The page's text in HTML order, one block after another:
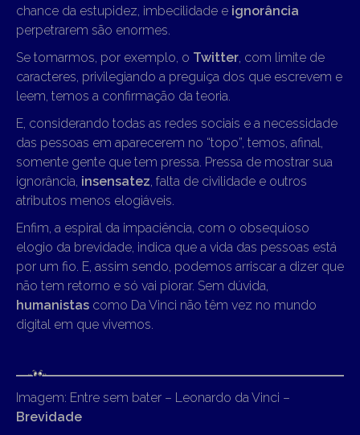
chance da estupidez, imbecilidade e ignorância
perpetrarem são enormes.
Se tomarmos, por exemplo, o Twitter , com limite de
caracteres, privilegiando a preguiça dos que escrevem e
leem, temos a confirmação da teoria.
E, considerando todas as redes sociais e a necessidade
das pessoas em aparecerem no “topo”, temos, afinal,
somente gente que tem pressa. Pressa de mostrar sua
ignorância, insensatez , falta de civilidade e outros
atributos menos elogiáveis.
Enfim, a espiral da impaciência, com o obsequioso
elogio da brevidade, indica que a vida das pessoas está
por um fio. E, assim sendo, podemos arriscar a dizer que
não tem retorno e só vai piorar. Sem dúvida,
humanistas como Da Vinci não têm vez no mundo
digital em que vivemos.
Imagem: Entre sem bater – Leonardo da Vinci –
Brevidade